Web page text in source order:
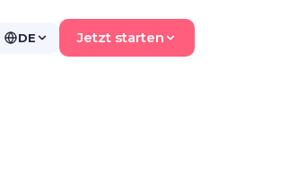
DE Jetzt starten